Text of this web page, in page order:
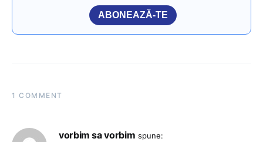
ABONEAZĂ-TE
1 COMMENT
vorbim sa vorbim spune: